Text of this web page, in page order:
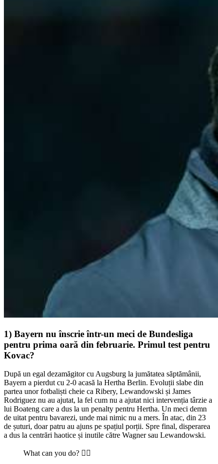
1) Bayern nu înscrie într-un meci de Bundesliga
pentru prima oară din februarie. Primul test pentru
Kovac?
După un egal dezamăgitor cu Augsburg la jumătatea săptămânii,
Bayern a pierdut cu 2-0 acasă la Hertha Berlin. Evoluții slabe din
partea unor fotbaliști cheie ca Ribery, Lewandowski și James
Rodriguez nu au ajutat, la fel cum nu a ajutat nici intervenția târzie a
lui Boateng care a dus la un penalty pentru Hertha. Un meci demn
de uitat pentru bavarezi, unde mai nimic nu a mers. În atac, din 23
de șuturi, doar patru au ajuns pe spațiul porții. Spre final, disperarea
a dus la centrări haotice și inutile către Wagner sau Lewandowski.
What can you do? 🤷‍♂️